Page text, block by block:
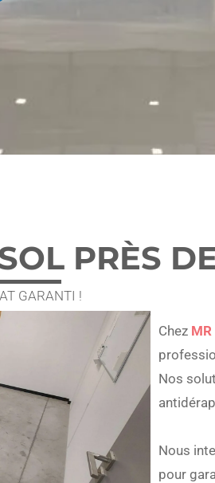
PRÈS
GARANTI !
Chez
Nos
Nous
pour